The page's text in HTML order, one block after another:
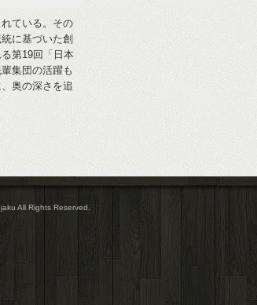
ている。その
に基づいた創
第19回「日本
集団の活躍も
奥の深さを追
All Rights Reserved.